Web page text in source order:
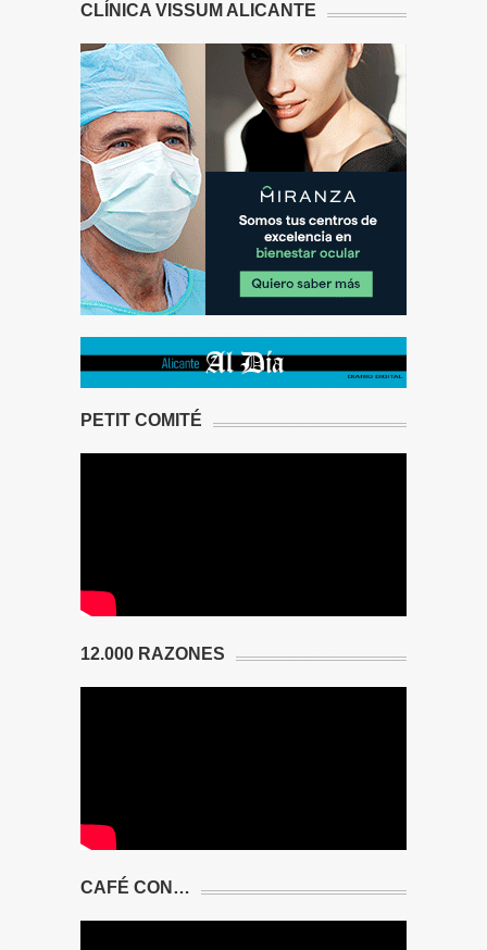
CLÍNICA VISSUM ALICANTE
PETIT COMITÉ
12.000 RAZONES
CAFÉ CON…